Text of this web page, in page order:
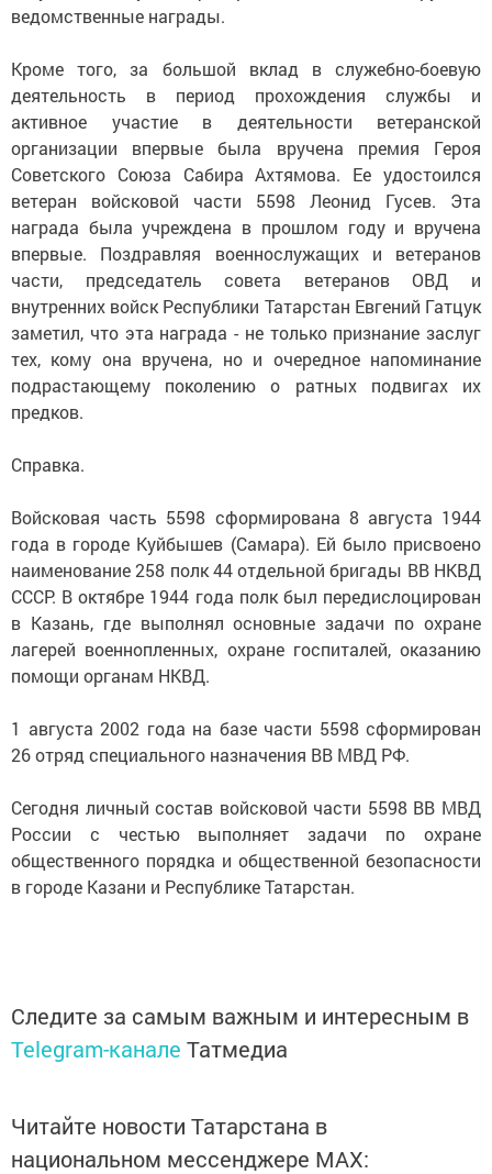
ведомственные награды.
Кроме того, за большой вклад в служебно-боевую
деятельность в период прохождения службы и
активное участие в деятельности ветеранской
организации впервые была вручена премия Героя
Советского Союза Сабира Ахтямова. Ее удостоился
ветеран войсковой части 5598 Леонид Гусев. Эта
награда была учреждена в прошлом году и вручена
впервые. Поздравляя военнослужащих и ветеранов
части, председатель совета ветеранов ОВД и
внутренних войск Республики Татарстан Евгений Гатцук
заметил, что эта награда - не только признание заслуг
тех, кому она вручена, но и очередное напоминание
подрастающему поколению о ратных подвигах их
предков.
Справка.
Войсковая часть 5598 сформирована 8 августа 1944
года в городе Куйбышев (Самара). Ей было присвоено
наименование 258 полк 44 отдельной бригады ВВ НКВД
СССР. В октябре 1944 года полк был передислоцирован
в Казань, где выполнял основные задачи по охране
лагерей военнопленных, охране госпиталей, оказанию
помощи органам НКВД.
1 августа 2002 года на базе части 5598 сформирован
26 отряд специального назначения ВВ МВД РФ.
Сегодня личный состав войсковой части 5598 ВВ МВД
России с честью выполняет задачи по охране
общественного порядка и общественной безопасности
в городе Казани и Республике Татарстан.
Следите за самым важным и интересным в
Telegram-канале Татмедиа
Читайте новости Татарстана в
национальном мессенджере MАХ: